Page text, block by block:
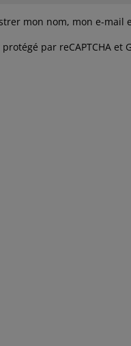
mon nom, mon e-mail
par reCAPTCHA et